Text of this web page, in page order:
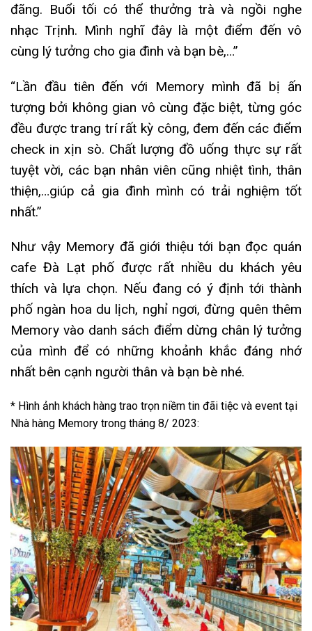
đãng. Buổi tối có thể thưởng trà và ngồi nghe
nhạc Trịnh. Mình nghĩ đây là một điểm đến vô
cùng lý tưởng cho gia đình và bạn bè,…”
“Lần đầu tiên đến với Memory mình đã bị ấn
tượng bởi không gian vô cùng đặc biệt, từng góc
đều được trang trí rất kỳ công, đem đến các điểm
check in xịn sò. Chất lượng đồ uống thực sự rất
tuyệt vời, các bạn nhân viên cũng nhiệt tình, thân
thiện,…giúp cả gia đình mình có trải nghiệm tốt
nhất.”
Như vậy Memory đã giới thiệu tới bạn đọc quán
cafe Đà Lạt phố được rất nhiều du khách yêu
thích và lựa chọn. Nếu đang có ý định tới thành
phố ngàn hoa du lịch, nghỉ ngơi, đừng quên thêm
Memory vào danh sách điểm dừng chân lý tưởng
của mình để có những khoảnh khắc đáng nhớ
nhất bên cạnh người thân và bạn bè nhé.
* Hình ảnh khách hàng trao trọn niềm tin đãi tiệc và event tại
Nhà hàng Memory trong tháng 8/ 2023: